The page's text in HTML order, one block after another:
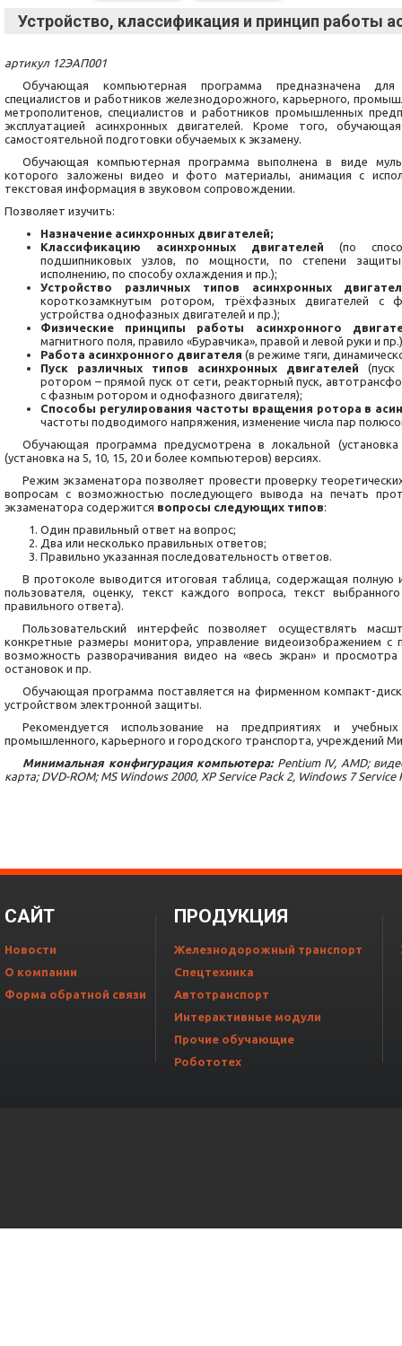
Устройство, классификация и принцип работы
артикул 12ЭАП001
Обучающая компьютерная программа предназначена для
специалистов и работников железнодорожного, карьерного,
метрополитенов, специалистов и работников промышленных
эксплуатацией асинхронных двигателей. Кроме того,
самостоятельной подготовки обучаемых к экзамену.
Обучающая компьютерная программа выполнена в виде
которого заложены видео и фото материалы, анимация с
текстовая информация в звуковом сопровождении.
Позволяет изучить:
Назначение асинхронных двигателей;
Классификацию асинхронных двигателей (по
подшипниковых узлов, по мощности, по степени защиты
исполнению, по способу охлаждения и пр.);
Устройство различных типов асинхронных
короткозамкнутым ротором, трёхфазных двигателей с
устройства однофазных двигателей и пр.);
Физические принципы работы асинхронного
магнитного поля, правило «Буравчика», правой и левой руки и
Работа асинхронного двигателя (в режиме тяги,
Пуск различных типов асинхронных двигателей (пуск
ротором – прямой пуск от сети, реакторный пуск,
с фазным ротором и однофазного двигателя);
Способы регулирования частоты вращения ротора в
частоты подводимого напряжения, изменение числа пар
Обучающая программа предусмотрена в локальной
(установка на 5, 10, 15, 20 и более компьютеров) версиях.
Режим экзаменатора позволяет провести проверку
вопросам с возможностью последующего вывода на печать
экзаменатора содержится вопросы следующих типов:
Один правильный ответ на вопрос;
Два или несколько правильных ответов;
Правильно указанная последовательность ответов.
В протоколе выводится итоговая таблица, содержащая
пользователя, оценку, текст каждого вопроса, текст
правильного ответа).
Пользовательский интерфейс позволяет осуществлять
конкретные размеры монитора, управление видеоизображением с
возможность разворачивания видео на «весь экран» и
остановок и пр.
Обучающая программа поставляется на фирменном компакт-
устройством электронной защиты.
Рекомендуется использование на предприятиях и
промышленного, карьерного и городского транспорта, учреждений
Минимальная конфигурация компьютера:Pentium IV, AMD;
карта; DVD-ROM; MS Windows 2000, XP Service Pack 2, Windows 7
CАЙТ
Новости
О компании
Форма обратной связи
ПРОДУКЦИЯ
Железнодорожный транспорт
Спецтехника
Автотранспорт
Интерактивные модули
Прочие обучающие
Робототех